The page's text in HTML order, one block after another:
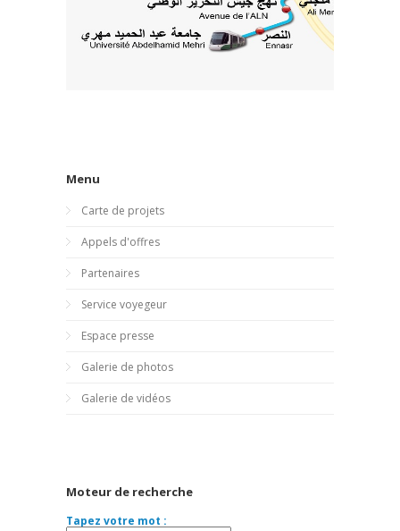
Menu
Carte de projets
Appels d'offres
Partenaires
Service voyegeur
Espace presse
Galerie de photos
Galerie de vidéos
Moteur de recherche
Tapez votre mot :